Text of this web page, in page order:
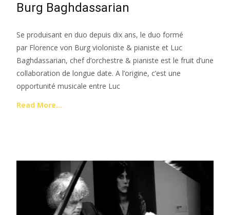
Burg Baghdassarian
Se produisant en duo depuis dix ans, le duo formé
par Florence von Burg violoniste & pianiste et Luc
Baghdassarian, chef d’orchestre & pianiste est le fruit d’une
collaboration de longue date. A l’origine, c’est une
opportunité musicale entre Luc
Read More…